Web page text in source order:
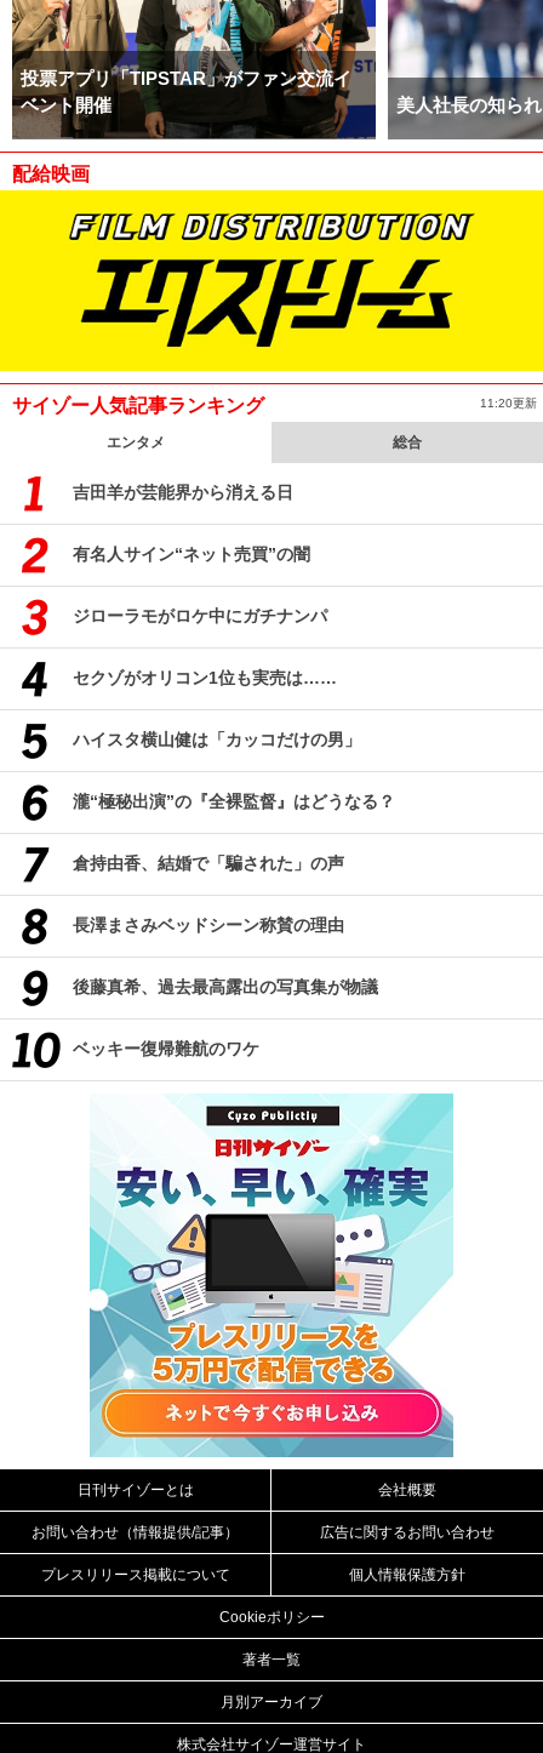
投票アプリ「TIPSTAR」がファン交流イ
ベント開催
美人社長の知ら
配給映画
サイゾー人気記事ランキング 11:20更新
エンタメ 総合
吉田羊が芸能界から消える日
有名人サイン“ネット売買”の闇
ジローラモがロケ中にガチナンパ
セクゾがオリコン1位も実売は……
ハイスタ横山健は「カッコだけの男」
瀧“極秘出演”の『全裸監督』はどうなる？
倉持由香、結婚で「騙された」の声
長澤まさみベッドシーン称賛の理由
後藤真希、過去最高露出の写真集が物議
ベッキー復帰難航のワケ
日刊サイゾーとは 会社概要
お問い合わせ（情報提供/記事） 広告に関するお問い合わせ
プレスリリース掲載について 個人情報保護方針
Cookieポリシー
著者一覧
月別アーカイブ
株式会社サイゾー運営サイト